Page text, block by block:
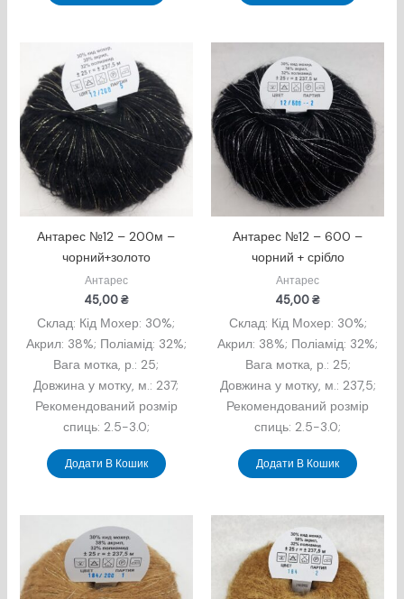
Антарес №12 – 200м –
чорний+золото
Антарес
45,00₴
Склад: Кід Мохер: 30%;
Акрил: 38%; Поліамід: 32%;
Вага мотка, р.: 25;
Довжина у мотку, м.: 237;
Рекомендований розмір
спиць: 2.5-3.0;
Додати В Кошик
Антарес №12 – 600 –
чорний + срібло
Антарес
45,00₴
Склад: Кід Мохер: 30%;
Акрил: 38%; Поліамід: 32%;
Вага мотка, р.: 25;
Довжина у мотку, м.: 237,5;
Рекомендований розмір
спиць: 2.5-3.0;
Додати В Кошик